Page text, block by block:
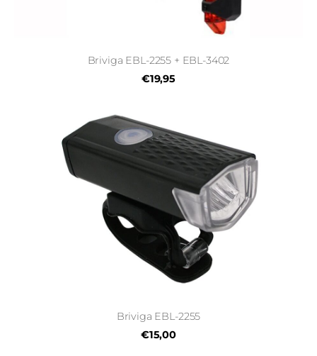
Briviga EBL-2255 + EBL-3402
€19,95
Briviga EBL-2255
€15,00